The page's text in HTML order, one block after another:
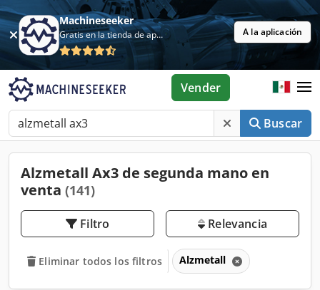
Machineseeker
Gratis en la tienda de aplicaciones A la aplicación
Buscar
Vender
Alzmetall Ax3 de segunda mano en
venta (141)
Filtro Relevancia
Eliminar todos los filtros Alzmetall